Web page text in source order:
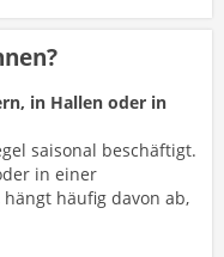
in Hallen oder in
saisonal beschäftigt.
in einer
häufig davon ab,